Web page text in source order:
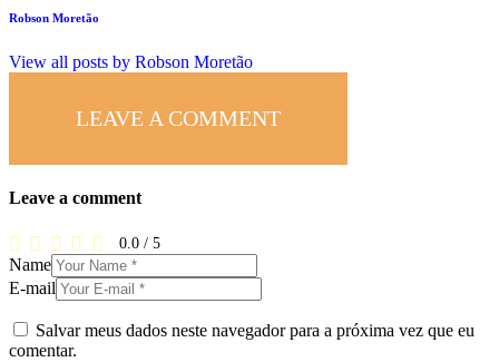
Robson Moretão
View all posts by Robson Moretão
LEAVE A COMMENT
Leave a comment
0.0 / 5
Name
E-mail
Salvar meus dados neste navegador para a próxima vez que eu
comentar.